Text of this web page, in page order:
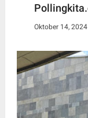
Oktober 14, 2024